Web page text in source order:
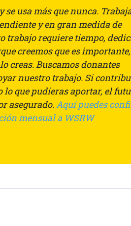
se usa más que nunca.
y en gran medida de
trabajo requiere tiempo,
creemos que es
creas. Buscamos donantes
nuestro trabajo. Si
lo que pudieras aportar, el
asegurado.Aquí puedes
mensual a WSRW